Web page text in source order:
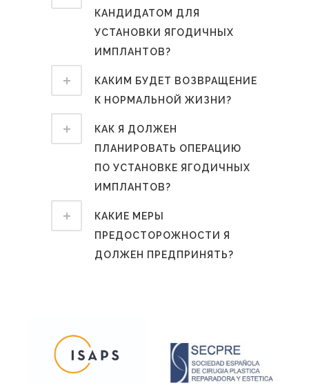
КАНДИДАТОМ ДЛЯ
УСТАНОВКИ ЯГОДИЧНЫХ
ИМПЛАНТОВ?
КАКИМ БУДЕТ ВОЗВРАЩЕНИЕ
К НОРМАЛЬНОЙ ЖИЗНИ?
КАК Я ДОЛЖЕН
ПЛАНИРОВАТЬ ОПЕРАЦИЮ
ПО УСТАНОВКЕ ЯГОДИЧНЫХ
ИМПЛАНТОВ?
КАКИЕ МЕРЫ
ПРЕДОСТОРОЖНОСТИ Я
ДОЛЖЕН ПРЕДПРИНЯТЬ?